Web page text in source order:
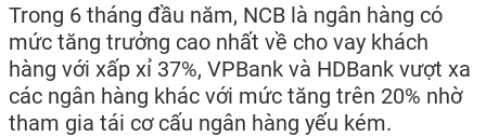
Trong 6 tháng đầu năm, NCB là ngân hàng có
mức tăng trưởng cao nhất về cho vay khách
hàng với xấp xỉ 37%, VPBank và HDBank vượt xa
các ngân hàng khác với mức tăng trên 20% nhờ
tham gia tái cơ cấu ngân hàng yếu kém.